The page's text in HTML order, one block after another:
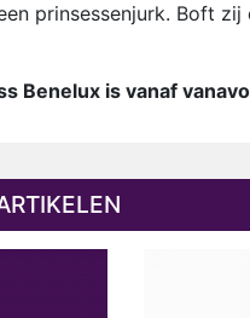
prinsessenjurk. Boft
Benelux is vanaf